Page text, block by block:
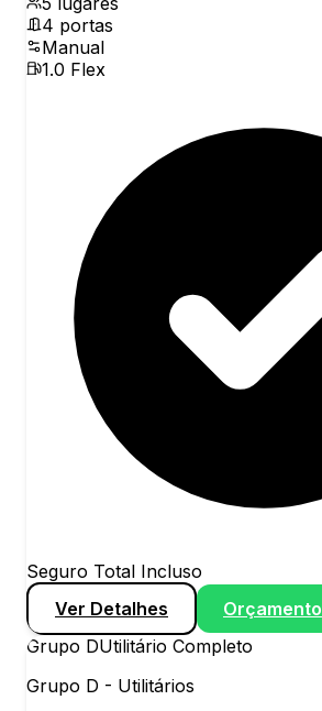
4 portas
Manual
1.0 Flex
Seguro Total Incluso
Ver Detalhes
Orçamento
Grupo DUtilitário Completo
Grupo D - Utilitários